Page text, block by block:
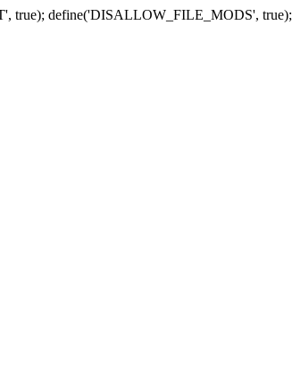
true); define('DISALLOW_FILE_MODS', true);